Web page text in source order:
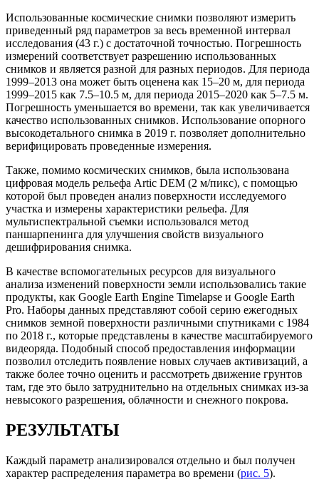
Использованные космические снимки позволяют измерить
приведенный ряд параметров за весь временной интервал
исследования (43 г.) с достаточной точностью. Погрешность
измерений соответствует разрешению использованных
снимков и является разной для разных периодов. Для периода
1999–2013 она может быть оценена как 15–20 м, для периода
1999–2015 как 7.5–10.5 м, для периода 2015–2020 как 5–7.5 м.
Погрешность уменьшается во времени, так как увеличивается
качество использованных снимков. Использование опорного
высокодетального снимка в 2019 г. позволяет дополнительно
верифицировать проведенные измерения.
Также, помимо космических снимков, была использована
цифровая модель рельефа Artic DEM (2 м/пикс), с помощью
которой был проведен анализ поверхности исследуемого
участка и измерены характеристики рельефа. Для
мультиспектральной съемки использовался метод
паншарпенинга для улучшения свойств визуального
дешифрирования снимка.
В качестве вспомогательных ресурсов для визуального
анализа изменений поверхности земли использовались такие
продукты, как Google Earth Engine Timelapse и Google Earth
Pro. Наборы данных представляют собой серию ежегодных
снимков земной поверхности различными спутниками с 1984
по 2018 г., которые представлены в качестве масштабируемого
видеоряда. Подобный способ предоставления информации
позволил отследить появление новых случаев активизаций, а
также более точно оценить и рассмотреть движение грунтов
там, где это было затруднительно на отдельных снимках из-за
невысокого разрешения, облачности и снежного покрова.
РЕЗУЛЬТАТЫ
Каждый параметр анализировался отдельно и был получен
характер распределения параметра во времени (рис. 5).